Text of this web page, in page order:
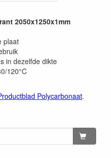
2050x1250x1mm
plaat
in dezelfde dikte
120°C
Polycarbonaat.